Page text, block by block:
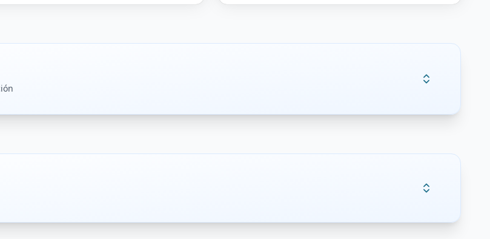
médicos
tené en cuenta la siguiente información.